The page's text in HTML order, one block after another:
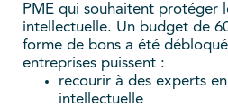
PME qui souhaitent protéger
intellectuelle. Un budget de
forme de bons a été
entreprises puissent :
recourir à des experts
intellectuelle